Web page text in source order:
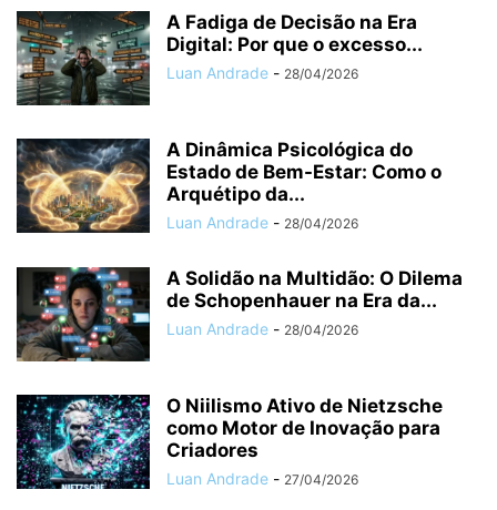
A Fadiga de Decisão na Era
Digital: Por que o excesso...
Luan Andrade - 28/04/2026
A Dinâmica Psicológica do
Estado de Bem-Estar: Como o
Arquétipo da...
Luan Andrade - 28/04/2026
A Solidão na Multidão: O Dilema
de Schopenhauer na Era da...
Luan Andrade - 28/04/2026
O Niilismo Ativo de Nietzsche
como Motor de Inovação para
Criadores
Luan Andrade - 27/04/2026